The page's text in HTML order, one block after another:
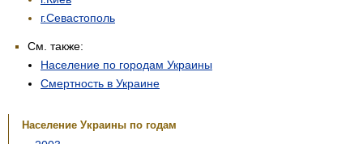
г.Севастополь
См. также:
Население по городам Украины
Смертность в Украине
Население Украины по годам